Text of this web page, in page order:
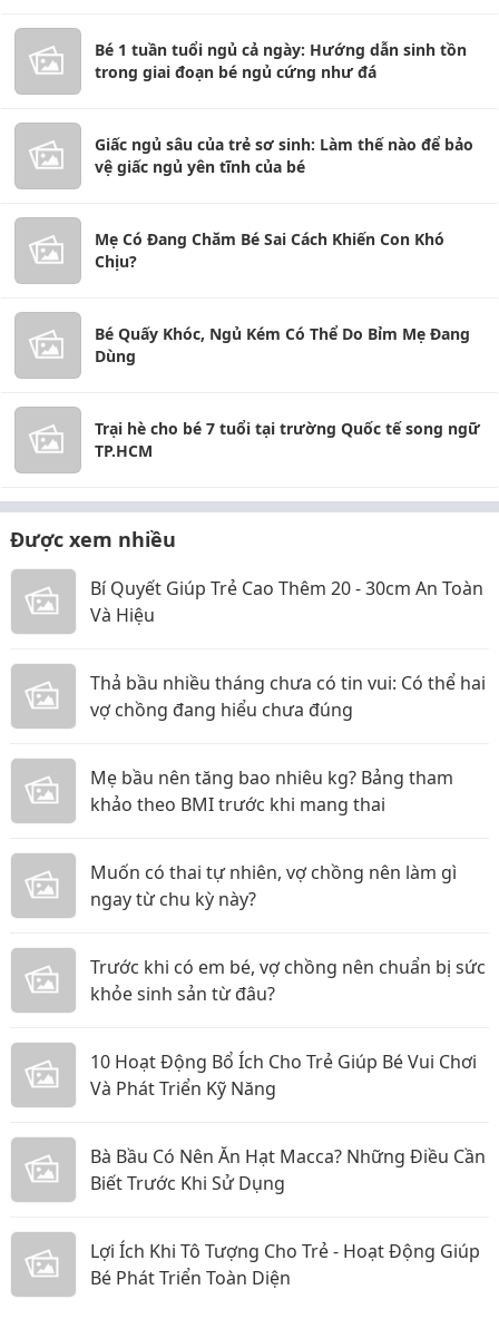
Bé 1 tuần tuổi ngủ cả ngày: Hướng dẫn sinh tồn
trong giai đoạn bé ngủ cứng như đá
Giấc ngủ sâu của trẻ sơ sinh: Làm thế nào để bảo
vệ giấc ngủ yên tĩnh của bé
Mẹ Có Đang Chăm Bé Sai Cách Khiến Con Khó
Chịu?
Bé Quấy Khóc, Ngủ Kém Có Thể Do Bỉm Mẹ Đang
Dùng
Trại hè cho bé 7 tuổi tại trường Quốc tế song ngữ
TP.HCM
Được xem nhiều
Bí Quyết Giúp Trẻ Cao Thêm 20 - 30cm An Toàn
Và Hiệu
Thả bầu nhiều tháng chưa có tin vui: Có thể hai
vợ chồng đang hiểu chưa đúng
Mẹ bầu nên tăng bao nhiêu kg? Bảng tham
khảo theo BMI trước khi mang thai
Muốn có thai tự nhiên, vợ chồng nên làm gì
ngay từ chu kỳ này?
Trước khi có em bé, vợ chồng nên chuẩn bị sức
khỏe sinh sản từ đâu?
10 Hoạt Động Bổ Ích Cho Trẻ Giúp Bé Vui Chơi
Và Phát Triển Kỹ Năng
Bà Bầu Có Nên Ăn Hạt Macca? Những Điều Cần
Biết Trước Khi Sử Dụng
Lợi Ích Khi Tô Tượng Cho Trẻ - Hoạt Động Giúp
Bé Phát Triển Toàn Diện